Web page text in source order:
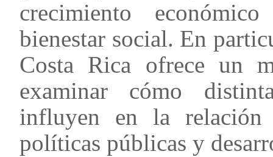
crecimiento
bienestar social. En
Costa Rica ofrece un
examinar cómo
influyen en la relación
políticas públicas y